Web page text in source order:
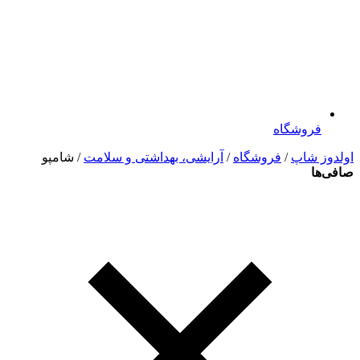
فروشگاه
اولدوز شاپ / فروشگاه / آرایشی، بهداشتی و سلامت / شامپو
صافی‌ها